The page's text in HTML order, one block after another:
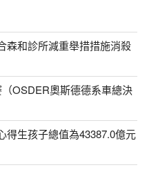
森和診所減重舉措措施消殺
OSDER奧斯德德系車總決
得生孩子總值為43387.0億元